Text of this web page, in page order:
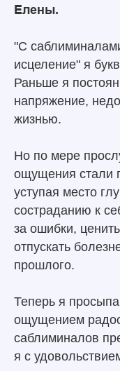
Елены.
"С
исцеление" я
Раньше я
напряжение,
жизнью.
Но по мере
ощущения стали
уступая место
состраданию к
за ошибки,
отпускать
прошлого.
Теперь я
ощущением
саблиминалов
я с